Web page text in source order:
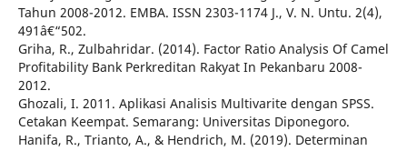
Tahun 2008-2012. EMBA. ISSN 2303-1174 J., V. N. Untu. 2(4),
491â€“502.
Griha, R., Zulbahridar. (2014). Factor Ratio Analysis Of Camel
Profitability Bank Perkreditan Rakyat In Pekanbaru 2008-
2012.
Ghozali, I. 2011. Aplikasi Analisis Multivarite dengan SPSS.
Cetakan Keempat. Semarang: Universitas Diponegoro.
Hanifa, R., Trianto, A., & Hendrich, M. (2019). Determinan